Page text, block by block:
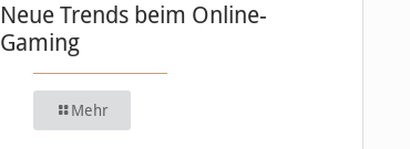
Neue Trends beim Online-
Gaming
Mehr